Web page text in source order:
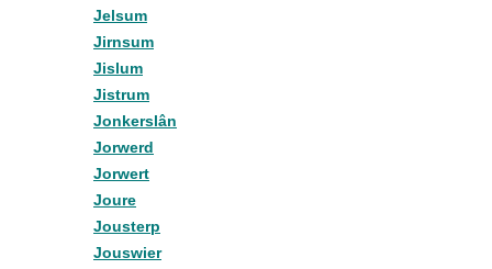
Jelsum
Jirnsum
Jislum
Jistrum
Jonkerslân
Jorwerd
Jorwert
Joure
Jousterp
Jouswier